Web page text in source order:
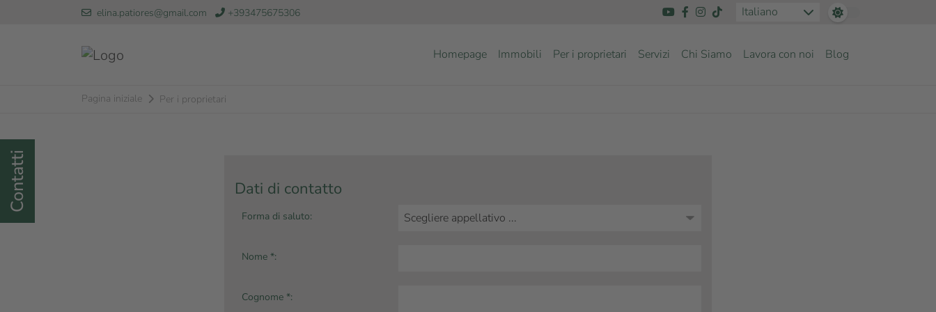
elina.patiores@gmail.com +393475675306 Italiano
Homepage Immobili Per i proprietari Servizi Chi Siamo Lavora con noi Blog
Pagina iniziale Per i proprietari
Dati di contatto
Forma di saluto:
Nome *:
Cognome *:
Contatti